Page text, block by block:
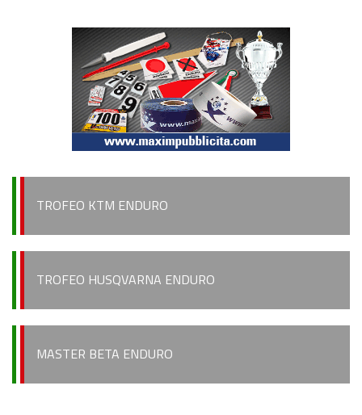
TROFEO KTM ENDURO
TROFEO HUSQVARNA ENDURO
MASTER BETA ENDURO